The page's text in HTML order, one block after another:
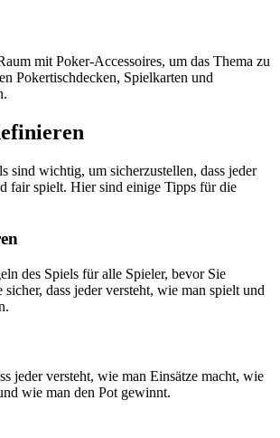
mit Poker-Accessoires, um das Thema zu
Pokertischdecken, Spielkarten und
sind wichtig, um sicherzustellen, dass jeder
fair spielt. Hier sind einige Tipps für die
des Spiels für alle Spieler, bevor Sie
dass jeder versteht, wie man spielt und
jeder versteht, wie man Einsätze macht, wie
wie man den Pot gewinnt.